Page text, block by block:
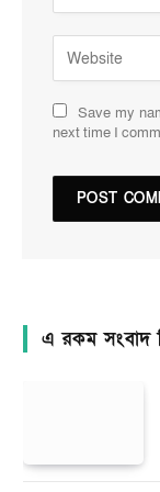
Save my
next time I
এ রকম সংবাদ